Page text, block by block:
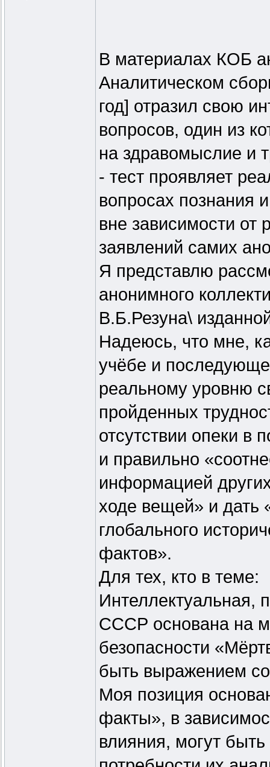
В материалах КОБ
Аналитическом
год] отразил свою
вопросов, один из
на здравомыслие и
- тест проявляет
вопросах познания
вне зависимости от
заявлений самих
Я представлю
анонимного
В.Б.Резуна\
Надеюсь, что мне,
учёбе и
реальному уровню
пройденных
отсутствии опеки в
и правильно
информацией
ходе вещей» и дать
глобального
фактов».
Для тех, кто в теме:
Интеллектуальная,
СССР основана на
безопасности
быть выражением
Моя позиция
факты», в
влияния, могут